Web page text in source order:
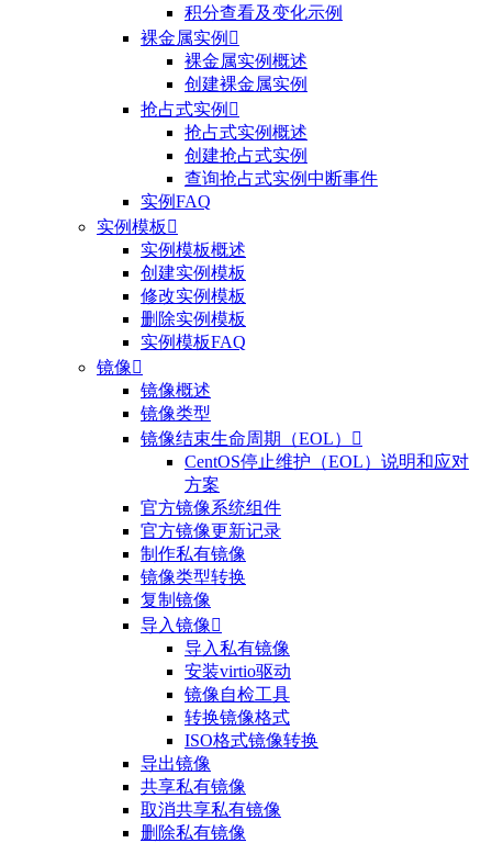
积分查看及变化示例
裸金属实例 
裸金属实例概述
创建裸金属实例
抢占式实例 
抢占式实例概述
创建抢占式实例
查询抢占式实例中断事件
实例FAQ
实例模板 
实例模板概述
创建实例模板
修改实例模板
删除实例模板
实例模板FAQ
镜像
镜像概述
镜像类型
镜像结束生命周期（EOL）

CentOS停止维护（EOL）说明和应对
方案
官方镜像系统组件
官方镜像更新记录
制作私有镜像
镜像类型转换
复制镜像
导入镜像
导入私有镜像
安装virtio驱动
镜像自检工具
转换镜像格式
ISO格式镜像转换
导出镜像
共享私有镜像
取消共享私有镜像
删除私有镜像